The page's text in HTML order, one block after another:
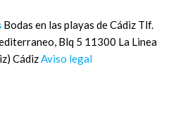
Bodas en las playas de Cádiz Tlf.
Blq 5 11300 La Linea
CádizAviso legal